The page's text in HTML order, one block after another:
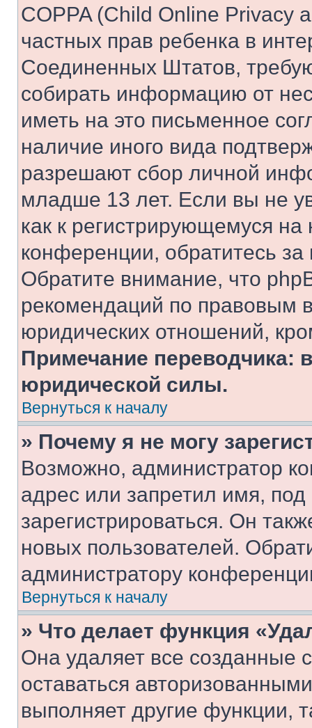
COPPA (Child Online Privacy
частных прав ребенка в
Соединенных Штатов,
собирать информацию от
иметь на это письменное
наличие иного вида
разрешают сбор личной
младше 13 лет. Если вы не
как к регистрирующемуся
конференции, обратитесь
Обратите внимание, что
рекомендаций по правовым
юридических отношений,
Примечание переводчика:
юридической силы.
Вернуться к началу
» Почему я не могу
Возможно, администратор
адрес или запретил имя,
зарегистрироваться. Он
новых пользователей.
администратору
Вернуться к началу
» Что делает функция
Она удаляет все созданные
оставаться
выполняет другие функции,